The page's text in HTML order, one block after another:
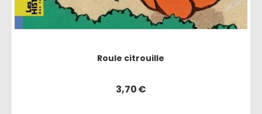
Roule citrouille
3,70€